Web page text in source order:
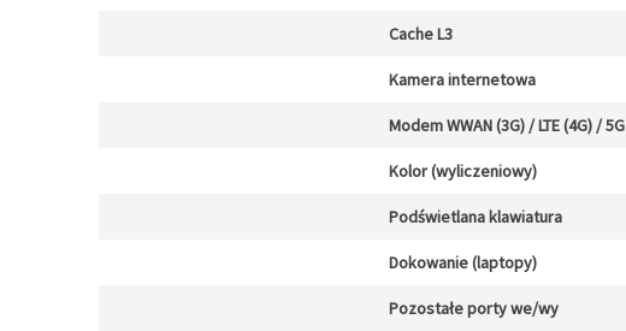
Cache L3
Kamera internetowa
Modem WWAN (3G) / LTE (4G) / 5G
Kolor (wyliczeniowy)
Podświetlana klawiatura
Dokowanie (laptopy)
Pozostałe porty we/wy